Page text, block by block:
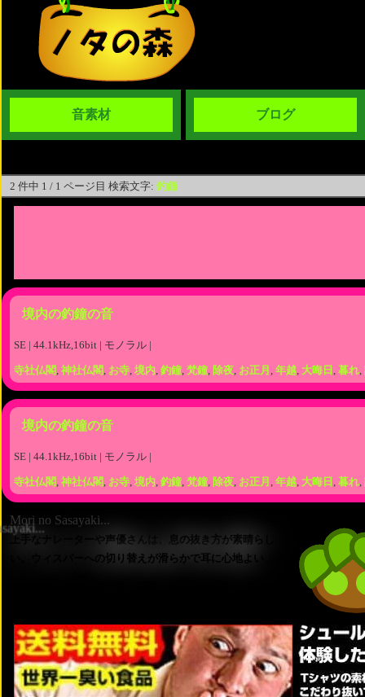
音素材 ブログ
2 件中 1 / 1 ページ目 検索文字: 釣鐘
境内の釣鐘の音
SE | 44.1kHz,16bit | モノラル |
寺社仏閣, 神社仏閣, お寺, 境内, 釣鐘, 梵鐘, 除夜, お正月 , 年越, 大晦日 , 暮れ,
境内の釣鐘の音
SE | 44.1kHz,16bit | モノラル |
寺社仏閣, 神社仏閣, お寺, 境内, 釣鐘, 梵鐘, 除夜, お正月 , 年越, 大晦日 , 暮れ,
Mori no Sasayaki...
上手なナレーターや声優さんは、息の抜き方が素晴らし
い。ウィスパーへの切り替えが滑らかで耳に心地よい